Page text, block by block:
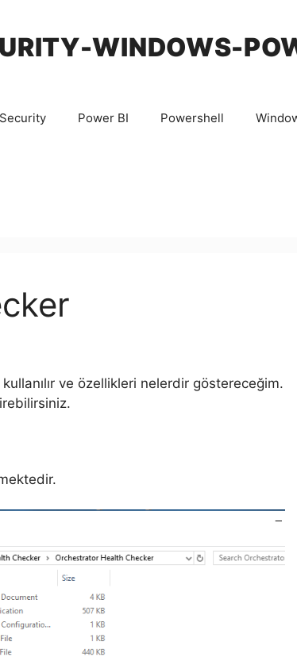
WINDOWS-
Power BI Powershell
ve özellikleri nelerdir göstereceğim.